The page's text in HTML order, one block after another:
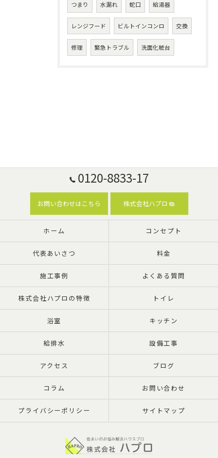
つまり 水漏れ 蛇口 給湯器
レンジフード ビルトインコンロ 交換
修理 緊急トラブル 洗面化粧台
0120-8833-17
お問い合わせはこちら 株式会社ハプロ
ホーム コンセプト
代表あいさつ 料金
施工事例 よくある質問
株式会社ハプロの特徴 トイレ
浴室 キッチン
給排水 設備工事
アクセス ブログ
コラム お問い合わせ
プライバシーポリシー サイトマップ